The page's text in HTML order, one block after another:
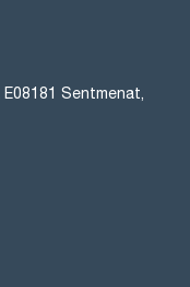
Sentmenat,